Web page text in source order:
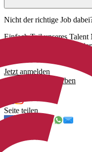
Nicht der richtige Job
Einfach Teil unseres
unsere neuen Jobs
Jetzt anmelden
Jetzt initiativ bewerben
Seite teilen